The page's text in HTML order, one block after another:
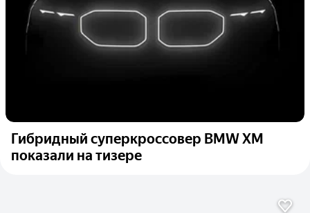
Гибридный суперкроссовер BMW XM
показали на тизере